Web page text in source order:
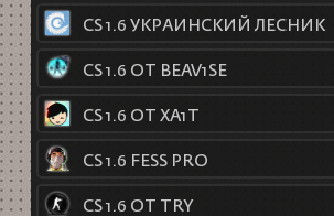
CS 1.6 УКРАИНСКИЙ ЛЕСНИК
CS 1.6 ОТ BEAV1SE
CS 1.6 ОТ XA1T
CS 1.6 FESS PRO
CS 1.6 ОТ TRY